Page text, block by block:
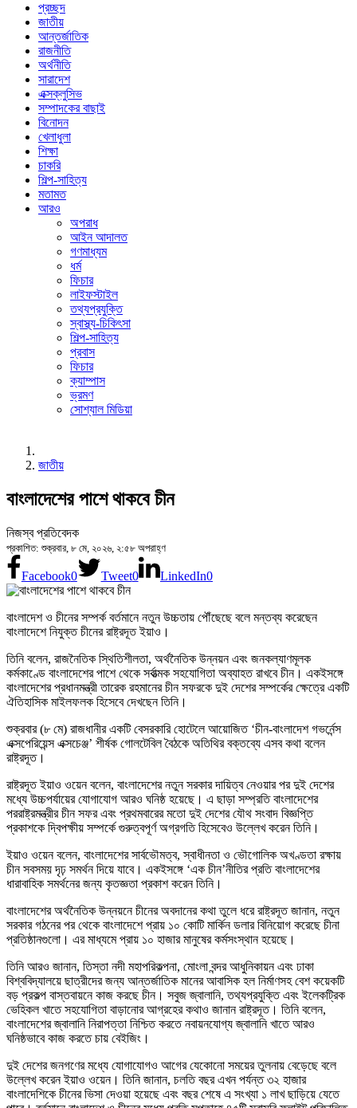
প্রচ্ছদ
জাতীয়
আন্তর্জাতিক
রাজনীতি
অর্থনীতি
সারাদেশ
এক্সক্লুসিভ
সম্পাদকের বাছাই
বিনোদন
খেলাধুলা
শিক্ষা
চাকরি
শিল্প-সাহিত্য
মতামত
আরও
অপরাধ
আইন আদালত
গণমাধ্যম
ধর্ম
ফিচার
লাইফস্টাইল
তথ্যপ্রযুক্তি
স্বাস্থ্য-চিকিৎসা
শিল্প-সাহিত্য
প্রবাস
ফিচার
ক্যাম্পাস
ভ্রমণ
সোশ্যাল মিডিয়া
জাতীয়
বাংলাদেশের পাশে থাকবে চীন
নিজস্ব প্রতিবেদক
প্রকাশিত: শুক্রবার, ৮ মে, ২০২৬, ২:৫৮ অপরাহ্ণ
Facebook0 Tweet0 LinkedIn0
বাংলাদেশ ও চীনের সম্পর্ক বর্তমানে নতুন উচ্চতায় পৌঁছেছে বলে মন্তব্য করেছেন
বাংলাদেশে নিযুক্ত চীনের রাষ্ট্রদূত ইয়াও।
তিনি বলেন, রাজনৈতিক স্থিতিশীলতা, অর্থনৈতিক উন্নয়ন এবং জনকল্যাণমূলক
কর্মকাণ্ডে বাংলাদেশের পাশে থেকে সর্বাত্মক সহযোগিতা অব্যাহত রাখবে চীন। একইসঙ্গে
বাংলাদেশের প্রধানমন্ত্রী তারেক রহমানের চীন সফরকে দুই দেশের সম্পর্কের ক্ষেত্রে একটি
ঐতিহাসিক মাইলফলক হিসেবে দেখছেন তিনি।
শুক্রবার (৮ মে) রাজধানীর একটি বেসরকারি হোটেলে আয়োজিত ‘চীন-বাংলাদেশ গভর্নেন্স
এক্সপেরিয়েন্স এক্সচেঞ্জ’ শীর্ষক গোলটেবিল বৈঠকে অতিথির বক্তব্যে এসব কথা বলেন
রাষ্ট্রদূত।
রাষ্ট্রদূত ইয়াও ওয়েন বলেন, বাংলাদেশের নতুন সরকার দায়িত্ব নেওয়ার পর দুই দেশের
মধ্যে উচ্চপর্যায়ের যোগাযোগ আরও ঘনিষ্ঠ হয়েছে। এ ছাড়া সম্প্রতি বাংলাদেশের
পররাষ্ট্রমন্ত্রীর চীন সফর এবং প্রথমবারের মতো দুই দেশের যৌথ সংবাদ বিজ্ঞপ্তি
প্রকাশকে দ্বিপক্ষীয় সম্পর্কে গুরুত্বপূর্ণ অগ্রগতি হিসেবেও উল্লেখ করেন তিনি।
ইয়াও ওয়েন বলেন, বাংলাদেশের সার্বভৌমত্ব, স্বাধীনতা ও ভৌগোলিক অখণ্ডতা রক্ষায়
চীন সবসময় দৃঢ় সমর্থন দিয়ে যাবে। একইসঙ্গে ‘এক চীন’নীতির প্রতি বাংলাদেশের
ধারাবাহিক সমর্থনের জন্য কৃতজ্ঞতা প্রকাশ করেন তিনি।
বাংলাদেশের অর্থনৈতিক উন্নয়নে চীনের অবদানের কথা তুলে ধরে রাষ্ট্রদূত জানান, নতুন
সরকার গঠনের পর থেকে বাংলাদেশে প্রায় ১০ কোটি মার্কিন ডলার বিনিয়োগ করেছে চীনা
প্রতিষ্ঠানগুলো। এর মাধ্যমে প্রায় ১০ হাজার মানুষের কর্মসংস্থান হয়েছে।
তিনি আরও জানান, তিস্তা নদী মহাপরিকল্পনা, মোংলা বন্দর আধুনিকায়ন এবং ঢাকা
বিশ্ববিদ্যালয়ে ছাত্রীদের জন্য আন্তর্জাতিক মানের আবাসিক হল নির্মাণসহ বেশ কয়েকটি
বড় প্রকল্প বাস্তবায়নে কাজ করছে চীন। সবুজ জ্বালানি, তথ্যপ্রযুক্তি এবং ইলেকট্রিক
ভেহিকল খাতে সহযোগিতা বাড়ানোর আগ্রহের কথাও জানান রাষ্ট্রদূত। তিনি বলেন,
বাংলাদেশের জ্বালানি নিরাপত্তা নিশ্চিত করতে নবায়নযোগ্য জ্বালানি খাতে আরও
ঘনিষ্ঠভাবে কাজ করতে চায় বেইজিং।
দুই দেশের জনগণের মধ্যে যোগাযোগও আগের যেকোনো সময়ের তুলনায় বেড়েছে বলে
উল্লেখ করেন ইয়াও ওয়েন। তিনি জানান, চলতি বছর এখন পর্যন্ত ৩২ হাজার
বাংলাদেশিকে চীনের ভিসা দেওয়া হয়েছে এবং বছর শেষে এ সংখ্যা ১ লাখ ছাড়িয়ে যেতে